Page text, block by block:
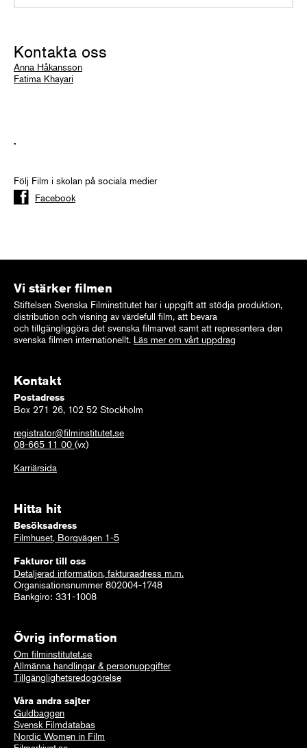
Kontakta oss
Anna Håkansson
Fatima Khayari
.
Följ Film i skolan på sociala medier
Facebook
Vi stärker filmen
Stiftelsen Svenska Filminstitutet har i uppgift att stödja produktion,
distribution och visning av värdefull film, att bevara
och tillgängliggöra det svenska filmarvet samt att representera den
svenska filmen internationellt. Läs mer om vårt uppdrag
Kontakt
Postadress
Box 271 26, 102 52 Stockholm
registrator@filminstitutet.se
08-665 11 00 (vx)
Karriärsida
Hitta hit
Besöksadress
Filmhuset, Borgvägen 1-5
Fakturor till oss
Detaljerad information, fakturaadress m.m.
Organisationsnummer 802004-1748
Bankgiro: 331-1008
Övrig information
Om filminstitutet.se
Allmänna handlingar & personuppgifter
Tillgänglighetsredogörelse
Våra andra sajter
Guldbaggen
Svensk Filmdatabas
Nordic Women in Film